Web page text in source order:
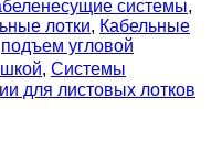
системы,
лотки, Кабельные
подъем угловой
, Системы
для листовых лотков